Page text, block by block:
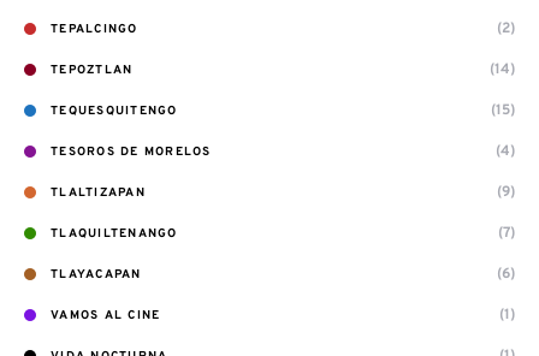
TEPALCINGO (2)
TEPOZTLAN (14)
TEQUESQUITENGO (15)
TESOROS DE MORELOS (4)
TLALTIZAPAN (9)
TLAQUILTENANGO (7)
TLAYACAPAN (6)
VAMOS AL CINE (1)